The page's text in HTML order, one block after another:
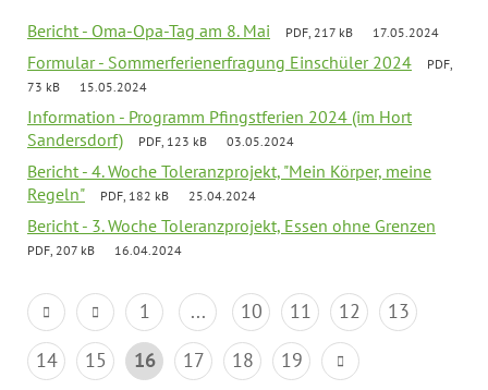
Bericht - Oma-Opa-Tag am 8. Mai PDF, 217 kB 17.05.2024
Formular - Sommerferienerfragung Einschüler 2024
PDF,
73 kB
15.05.2024
Information - Programm Pfingstferien 2024 (im Hort
Sandersdorf)
PDF, 123 kB 03.05.2024
Bericht - 4. Woche Toleranzprojekt, "Mein Körper, meine
Regeln"
PDF, 182 kB 25.04.2024
Bericht - 3. Woche Toleranzprojekt, Essen ohne Grenzen
PDF, 207 kB 16.04.2024
1 ... 10 11 12
13
14
15 16 17 18 19